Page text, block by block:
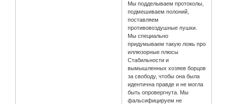
Мы подделываем протоколы,
подмешиваем полоний,
поставляем
противовоздушные пушки.
Мы специально
придумываем такую ложь про
иллюзорные плюсы
Стабильности и
вымышленных хозяев борцов
за свободу, чтобы она была
идентична правде и не могла
быть опровергнута. Мы
фальсифицируем не